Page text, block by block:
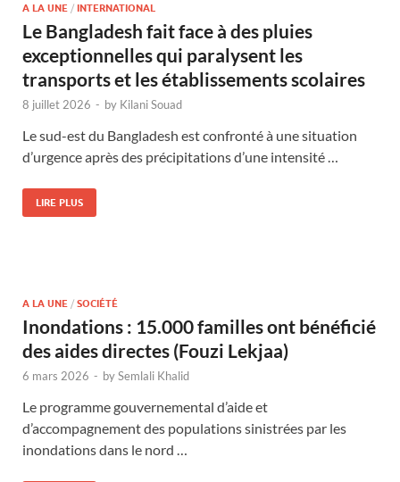
A LA UNE / INTERNATIONAL
Le Bangladesh fait face à des pluies
exceptionnelles qui paralysent les
transports et les établissements scolaires
8 juillet 2026 - by Kilani Souad
Le sud-est du Bangladesh est confronté à une situation
d’urgence après des précipitations d’une intensité …
LIRE PLUS
A LA UNE / SOCIÉTÉ
Inondations : 15.000 familles ont bénéficié
des aides directes (Fouzi Lekjaa)
6 mars 2026 - bySemlali Khalid
Le programme gouvernemental d’aide et
d’accompagnement des populations sinistrées par les
inondations dans le nord …